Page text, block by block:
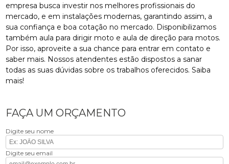
empresa busca investir nos melhores profissionais do
mercado, e em instalações modernas, garantindo assim, a
sua confiança e boa cotação no mercado. Disponibilizamos
também aula para dirigir moto e aula de direção para motos.
Por isso, aproveite a sua chance para entrar em contato e
saber mais. Nossos atendentes estão dispostos a sanar
todas as suas dúvidas sobre os trabalhos oferecidos. Saiba
mais!
FAÇA UM ORÇAMENTO
Digite seu nome
Digite seu email